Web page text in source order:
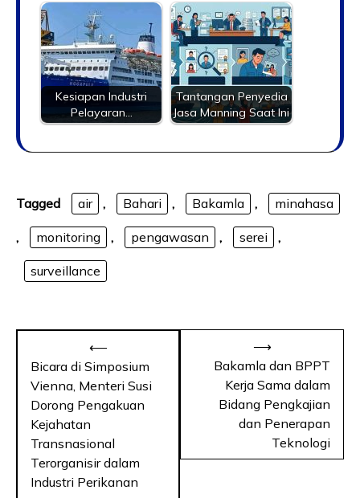
Kesiapan Industri
Pelayaran…
Tantangan Penyedia
Jasa Manning Saat Ini
Tagged air , Bahari , Bakamla , minahasa
, monitoring , pengawasan , serei ,
surveillance
⟵
Bicara di Simposium
Vienna, Menteri Susi
Dorong Pengakuan
Kejahatan
Transnasional
Terorganisir dalam
Industri Perikanan
Bakamla dan BPPT
Kerja Sama dalam
Bidang Pengkajian
dan Penerapan
Teknologi
⟶